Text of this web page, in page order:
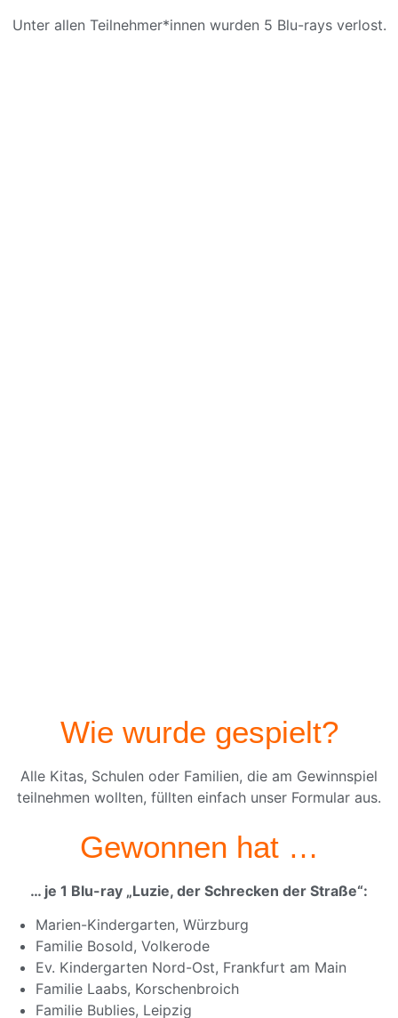
Unter allen Teilnehmer*innen wurden 5 Blu-rays verlost.
Wie wurde gespielt?
Alle Kitas, Schulen oder Familien, die am Gewinnspiel
teilnehmen wollten, füllten einfach unser Formular aus.
Gewonnen hat …
… je 1 Blu-ray „Luzie, der Schrecken der Straße“:
Marien-Kindergarten, Würzburg
Familie Bosold, Volkerode
Ev. Kindergarten Nord-Ost, Frankfurt am Main
Familie Laabs, Korschenbroich
Familie Bublies, Leipzig